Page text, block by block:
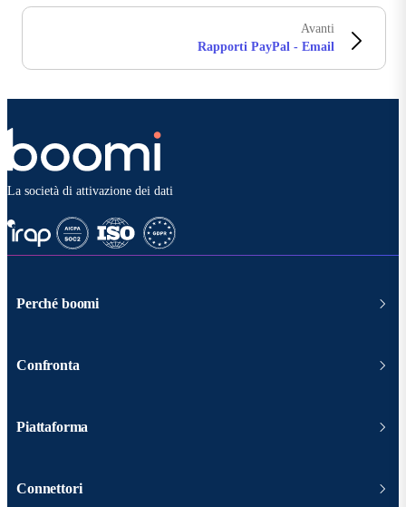
Avanti
Rapporti PayPal - Email
La società di attivazione dei dati
Perché boomi
Confronta
Piattaforma
Connettori